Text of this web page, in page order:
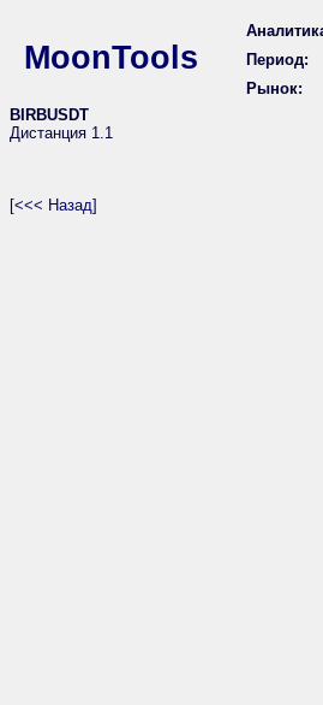
MoonTools
Период:
Рынок:
BIRBUSDT
Дистанция 1.1
[<<< Назад]